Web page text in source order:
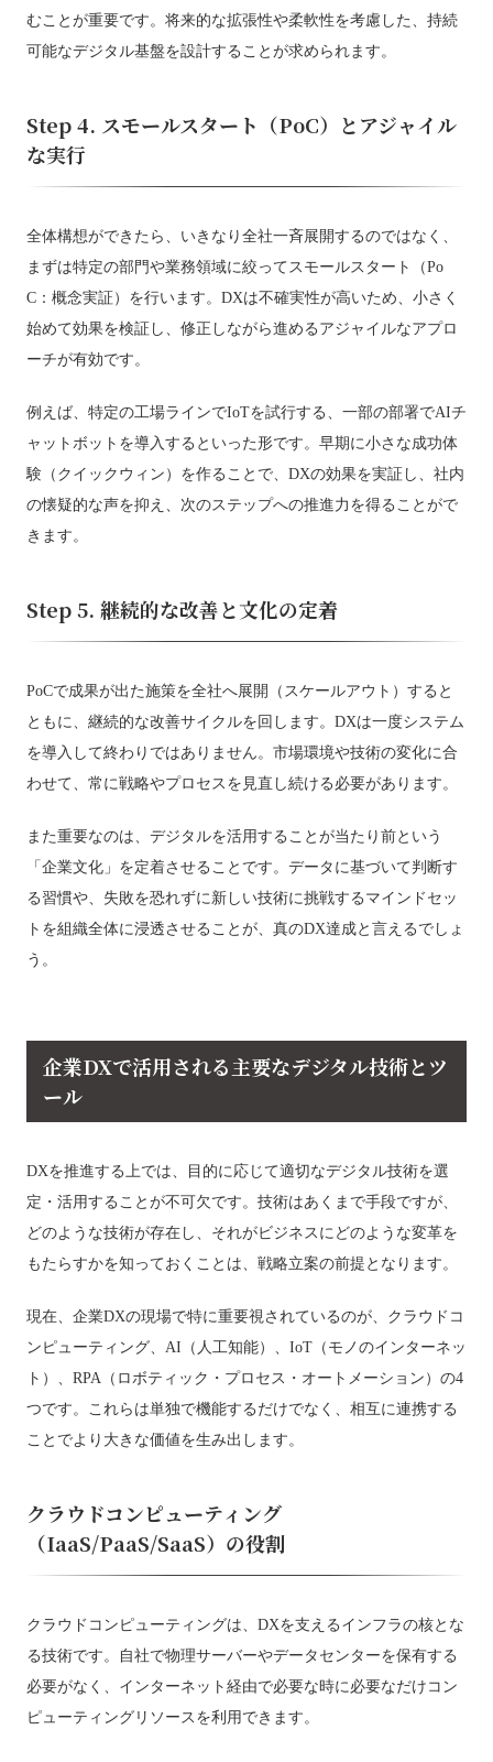
むことが重要です。将来的な拡張性や柔軟性を考慮した、持続
可能なデジタル基盤を設計することが求められます。
Step 4. スモールスタート（PoC）とアジャイル
な実行
全体構想ができたら、いきなり全社一斉展開するのではなく、
まずは特定の部門や業務領域に絞ってスモールスタート（Po
C：概念実証）を行います。DXは不確実性が高いため、小さく
始めて効果を検証し、修正しながら進めるアジャイルなアプロ
ーチが有効です。
例えば、特定の工場ラインでIoTを試行する、一部の部署でAIチ
ャットボットを導入するといった形です。早期に小さな成功体
験（クイックウィン）を作ることで、DXの効果を実証し、社内
の懐疑的な声を抑え、次のステップへの推進力を得ることがで
きます。
Step 5. 継続的な改善と文化の定着
PoCで成果が出た施策を全社へ展開（スケールアウト）すると
ともに、継続的な改善サイクルを回します。DXは一度システム
を導入して終わりではありません。市場環境や技術の変化に合
わせて、常に戦略やプロセスを見直し続ける必要があります。
また重要なのは、デジタルを活用することが当たり前という
「企業文化」を定着させることです。データに基づいて判断す
る習慣や、失敗を恐れずに新しい技術に挑戦するマインドセッ
トを組織全体に浸透させることが、真のDX達成と言えるでしょ
う。
企業DXで活用される主要なデジタル技術とツ
ール
DXを推進する上では、目的に応じて適切なデジタル技術を選
定・活用することが不可欠です。技術はあくまで手段ですが、
どのような技術が存在し、それがビジネスにどのような変革を
もたらすかを知っておくことは、戦略立案の前提となります。
現在、企業DXの現場で特に重要視されているのが、クラウドコ
ンピューティング、AI（人工知能）、IoT（モノのインターネッ
ト）、RPA（ロボティック・プロセス・オートメーション）の4
つです。これらは単独で機能するだけでなく、相互に連携する
ことでより大きな価値を生み出します。
クラウドコンピューティング
（IaaS/PaaS/SaaS）の役割
クラウドコンピューティングは、DXを支えるインフラの核とな
る技術です。自社で物理サーバーやデータセンターを保有する
必要がなく、インターネット経由で必要な時に必要なだけコン
ピューティングリソースを利用できます。